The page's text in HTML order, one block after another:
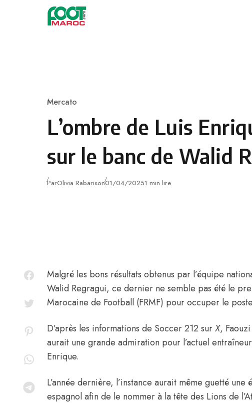
Skip to content
Category
Mercato
L’ombre de Luis
sur le banc de Walid
ParOlivia RabarisonPublié
01/04/20251 min lire
Malgré les bons résultats obtenus par l’équipe
Walid Regragui, ce dernier ne semble pas été le
Marocaine de Football (FRMF) pour occuper le
D’après les informations de Soccer 212 surX,
aurait une grande admiration pour l’actuel
Enrique.
L’année dernière, l’instance aurait même guetté
espagnol afin de le nommer à la tête des Lions de